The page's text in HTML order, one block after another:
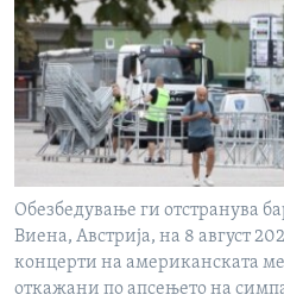
Обезбедување ги отстранува
Виена, Австрија, на 8 август
концерти на американската
откажани по апсењето на